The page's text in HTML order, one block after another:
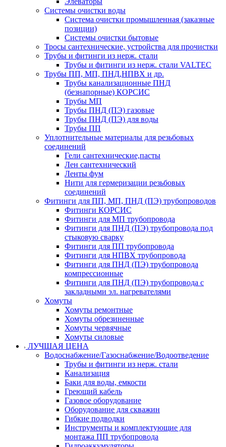
Системы очистки воды
Система очистки промышленная (заказные
позиции)
Системы очистки бытовые
Тросы сантехнические, устройства для прочистки
Трубы и фитинги из нерж. стали
Трубы и фитинги из нерж. стали VALTEC
Трубы ПП, МП, ПНД,НПВХ и др.
Трубы канализационные ПНД
(безнапорные) КОРСИС
Трубы МП
Трубы ПНД (ПЭ) газовые
Трубы ПНД (ПЭ) для воды
Трубы ПП
Уплотнительные материалы для резьбовых
соединений
Гели сантехнические,пасты
Лен сантехнический
Ленты фум
Нити для гермеризации резьбовых
соединений
Фитинги для ПП, МП, ПНД (ПЭ) трубопроводов
Фитинги КОРСИС
Фитинги для МП трубопровода
Фитинги для ПНД (ПЭ) трубопровода под
стыковую сварку
Фитинги для ПП трубопровода
Фитинги для НПВХ трубопровода
Фитинги для ПНД (ПЭ) трубопровода
компрессионные
Фитинги для ПНД (ПЭ) трубопровода с
закладными эл. нагревателями
Хомуты
Хомуты ремонтные
Хомуты обрезиненные
Хомуты червячные
Хомуты силовые
ЛУЧШАЯ ЦЕНА
Водоснабжение/Газоснабжение/Водоотведение
Трубы и фитинги из нерж. стали
Канализация
Баки для воды, емкости
Греющий кабель
Газовое оборудование
Оборудование для скважин
Гибкие подводки
Инструменты и комплектующие для
монтажа ПП трубопровода